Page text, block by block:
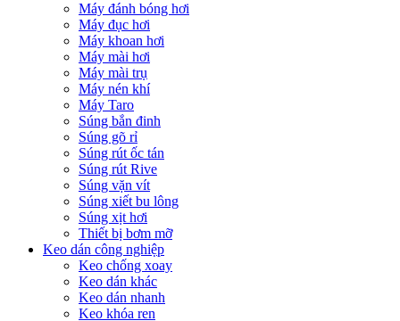
Máy đánh bóng hơi
Máy đục hơi
Máy khoan hơi
Máy mài hơi
Máy mài trụ
Máy nén khí
Máy Taro
Súng bắn đinh
Súng gõ rỉ
Súng rút ốc tán
Súng rút Rive
Súng vặn vít
Súng xiết bu lông
Súng xịt hơi
Thiết bị bơm mỡ
Keo dán công nghiệp
Keo chống xoay
Keo dán khác
Keo dán nhanh
Keo khóa ren